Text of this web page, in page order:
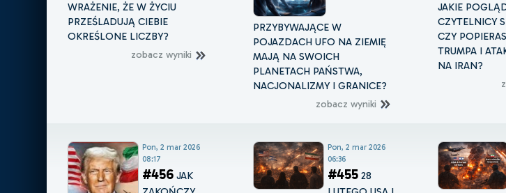
WRAŻENIE, ŻE W ŻYCIU
PRZEŚLADUJĄ CIEBIE
OKREŚLONE LICZBY?
zobacz wyniki
PRZYBYWAJĄCE W
POJAZDACH UFO NA ZIEMIĘ
MAJĄ NA SWOICH
PLANETACH PAŃSTWA,
NACJONALIZMY I GRANICE?
zobacz wyniki
JAKIE
CZYTELNICY
CZY
TRUMPA I
NA IRAN?
Pon, 2 mar 2026
08:17
#456 JAK
Pon, 2 mar 2026
06:36
#45528